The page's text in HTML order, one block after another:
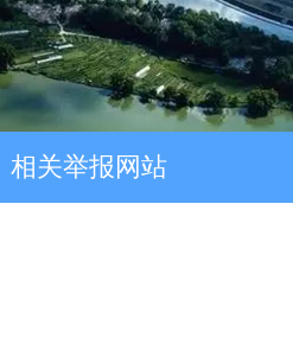
相关举报网站